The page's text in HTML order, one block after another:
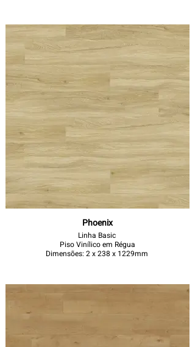
Phoenix
Linha Basic
Piso Vinílico em Régua
Dimensões: 2 x 238 x 1229mm